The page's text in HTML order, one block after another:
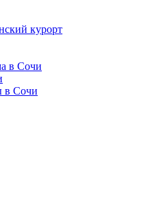
курорт
в Сочи
в Сочи